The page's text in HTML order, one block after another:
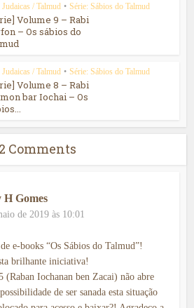
/ Talmud • Série: Sábios do Talmud
Volume 9 – Rabi
– Os sábios do
/ Talmud • Série: Sábios do Talmud
Volume 8 – Rabi
bar Iochai – Os
2 Comments
H Gomes
de 2019 às 10:01
e-books “Os Sábios do Talmud”!
brilhante iniciativa!
Iochanan ben Zacai) não abre
de ser sanada esta situação